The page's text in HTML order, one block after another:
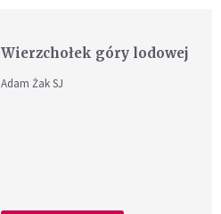
Wierzchołek góry lodowej
Adam Żak SJ